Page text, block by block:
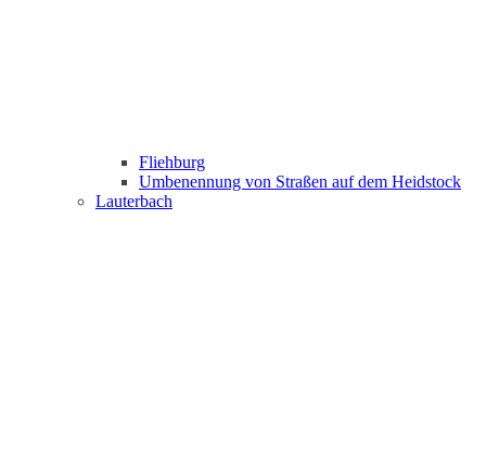
Fliehburg
Umbenennung von Straßen auf dem Heidstock
Lauterbach